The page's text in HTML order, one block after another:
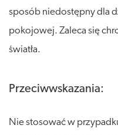
sposób niedostępny dla
pokojowej. Zaleca się
światła.
Przeciwwskazania:
Nie stosować w